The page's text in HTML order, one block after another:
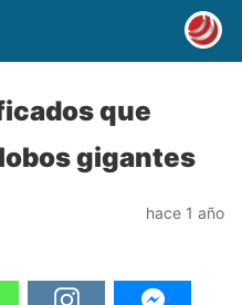
que
gigantes
hace 1 año